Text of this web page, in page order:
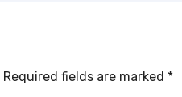
Required fields are marked *